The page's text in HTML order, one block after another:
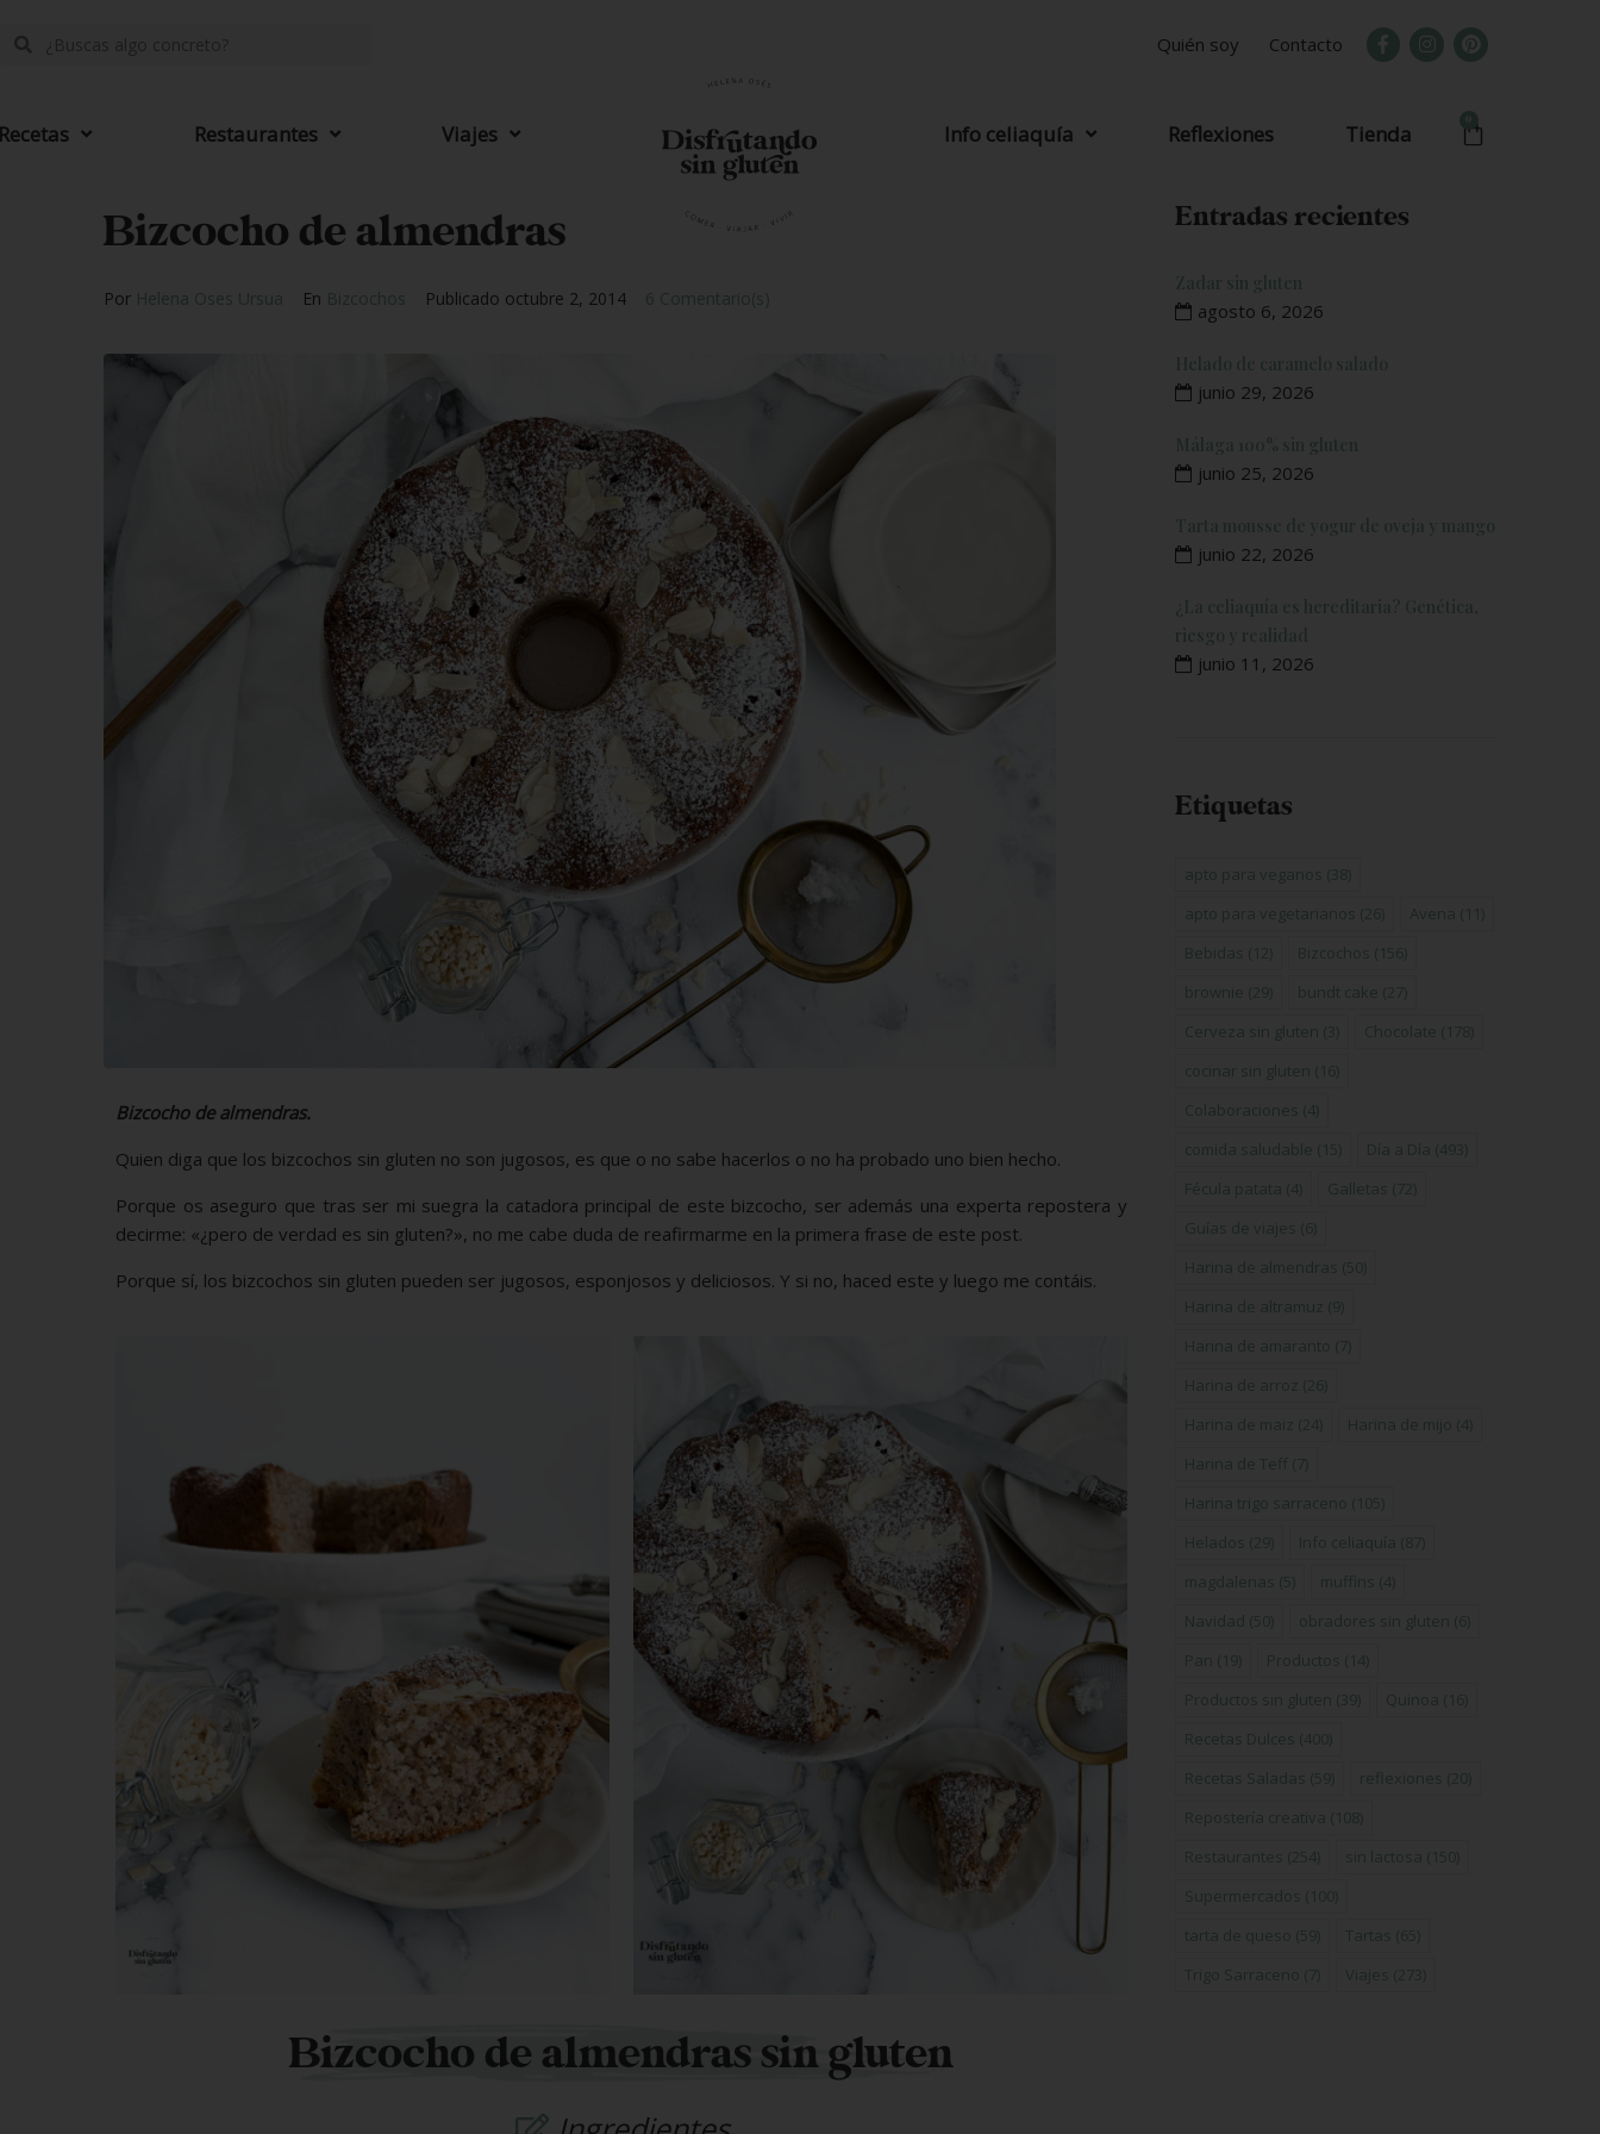
Quién soy Contacto
Restaurantes Viajes Info celiaquía Reflexiones Tienda
Bizcocho de almendras
Por Helena Oses Ursua En Bizcochos Publicado octubre 2, 2014 6 Comentario(s)
Bizcocho de almendras.
Quien diga que los bizcochos sin gluten no son jugosos, es que o no sabe hacerlos o no ha probado uno bien hecho.
Porque os aseguro que tras ser mi suegra la catadora principal de este bizcocho, ser además una experta repostera y
decirme: «¿pero de verdad es sin gluten?», no me cabe duda de reafirmarme en la primera frase de este post.
Porque sí, los bizcochos sin gluten pueden ser jugosos, esponjosos y deliciosos. Y si no, haced este y luego me contáis.
Bizcocho de almendras sin gluten
Entradas recientes
Zadar sin gluten
agosto 6, 2026
Helado de caramelo salado
junio 29, 2026
Málaga 100% sin gluten
junio 25, 2026
Tarta mousse de yogur de oveja y mango
junio 22, 2026
¿La celiaquía es hereditaria? Genética,
riesgo y realidad
junio 11, 2026
Etiquetas
apto para veganos (38)
apto para vegetarianos (26) Avena (11)
Bebidas (12) Bizcochos (156)
brownie (29) bundt cake (27)
Cerveza sin gluten (3) Chocolate (178)
cocinar sin gluten (16)
Colaboraciones (4)
comida saludable (15) Día a Día (493)
Fécula patata (4) Galletas (72)
Guías de viajes (6)
Harina de almendras (50)
Harina de altramuz (9)
Harina de amaranto (7)
Harina de arroz (26)
Harina de maiz (24) Harina de mijo (4)
Harina de Teff (7)
Harina trigo sarraceno (105)
Helados (29) Info celiaquía (87)
magdalenas (5) muffins (4)
Navidad (50) obradores sin gluten (6)
Pan (19) Productos (14)
Productos sin gluten (39) Quinoa (16)
Recetas Dulces (400)
Recetas Saladas (59) reflexiones (20)
Repostería creativa (108)
Restaurantes (254) sin lactosa (150)
Supermercados (100)
tarta de queso (59) Tartas (65)
Trigo Sarraceno (7) Viajes (273)